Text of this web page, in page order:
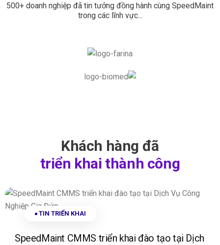
500+ doanh nghiệp đã tin tưởng đồng hành cùng SpeedMaint
trong các lĩnh vực...
Khách hàng đã
triển khai thành công
TIN TRIỂN KHAI
SpeedMaint CMMS triển khai đào tạo tại Dịch